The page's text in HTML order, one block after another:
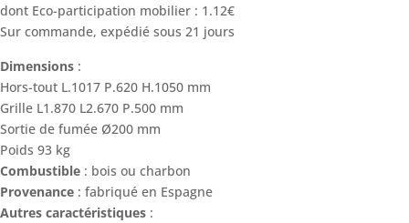
dont Eco-participation mobilier : 1.12€
Sur commande, expédié sous 21 jours
Dimensions :
Hors-tout L.1017 P.620 H.1050 mm
Grille L1.870 L2.670 P.500 mm
Sortie de fumée Ø200 mm
Poids 93 kg
Combustible : bois ou charbon
Provenance : fabriqué en Espagne
Autres caractéristiques :